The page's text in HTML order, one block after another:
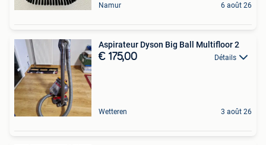
Namur 6 août 26
Aspirateur Dyson Big Ball Multifloor 2
€ 175,00 Détails
Wetteren 3 août 26